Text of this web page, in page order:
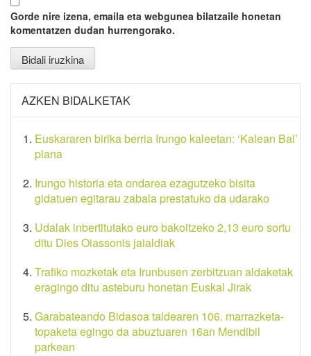
Gorde nire izena, emaila eta webgunea bilatzaile honetan
komentatzen dudan hurrengorako.
AZKEN BIDALKETAK
Euskararen birika berria Irungo kaleetan: ‘Kalean Bai’
plana
Irungo historia eta ondarea ezagutzeko bisita
gidatuen egitarau zabala prestatuko da udarako
Udalak inbertitutako euro bakoitzeko 2,13 euro sortu
ditu Dies Oiassonis jaialdiak
Trafiko mozketak eta Irunbusen zerbitzuan aldaketak
eragingo ditu asteburu honetan Euskal Jirak
Garabateando Bidasoa taldearen 106. marrazketa-
topaketa egingo da abuztuaren 16an Mendibil
parkean